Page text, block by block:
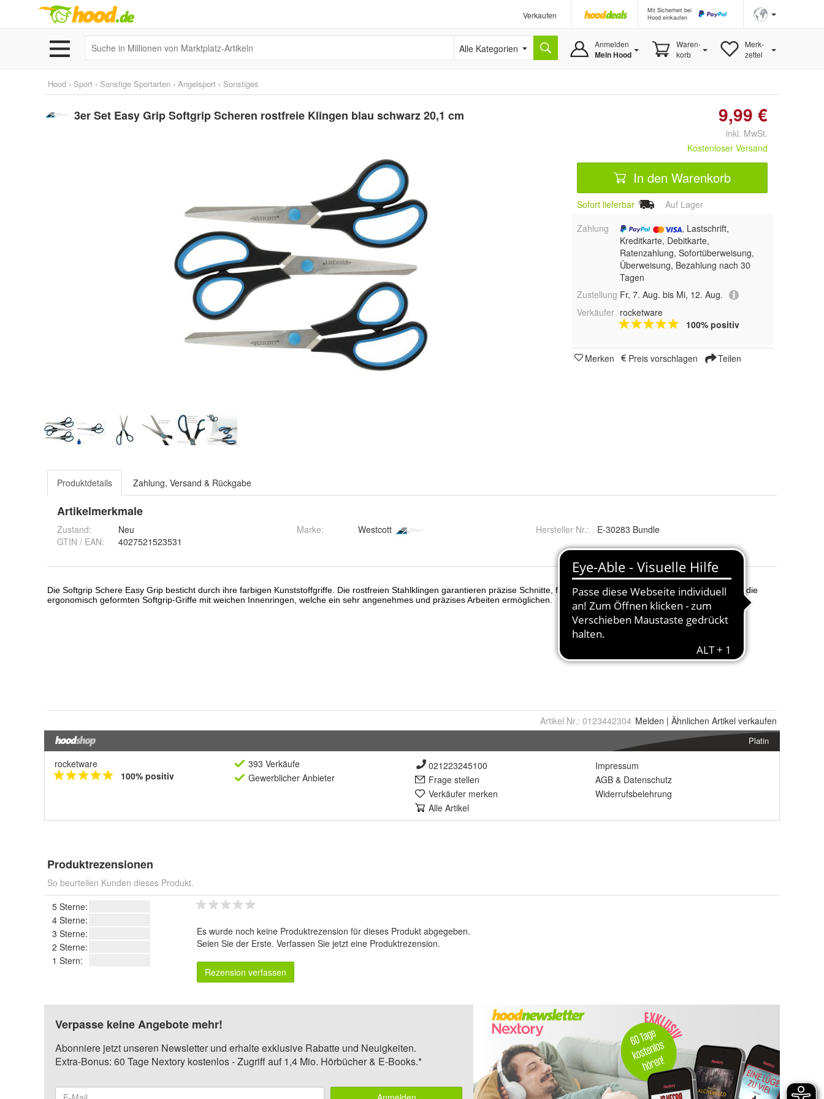
Verkaufen
Mit Sicherheit bei
Hood einkaufen
Alle Kategorien Anmelden
Mein Hood
Waren-
korb
Merk-
zettel
Hood › Sport › Sonstige Sportarten › Angelsport › Sonstiges
3er Set Easy Grip Softgrip Scheren rostfreie Klingen blau schwarz 20,1 cm 9,99 €
inkl. MwSt.
Kostenloser Versand
In den Warenkorb
Sofort lieferbar
Auf Lager
Zahlung
, Lastschrift,
Kreditkarte, Debitkarte,
Ratenzahlung, Sofortüberweisung,
Überweisung, Bezahlung nach 30
Tagen
Zustellung Fr, 7. Aug. bis Mi, 12. Aug.
Verkäufer rocketware
100% positiv
Merken Preis vorschlagen Teilen
Produktdetails Zahlung, Versand & Rückgabe
Artikelmerkmale
Zustand:
Neu
GTIN / EAN:
4027521523531
Marke: Westcott Hersteller Nr.: E-30283 Bundle
Artikel Nr.: 0123442304 Melden | Ähnlichen Artikel verkaufen
Platin
rocketware
100% positiv
393 Verkäufe
Gewerblicher Anbieter
021223245100
Frage stellen
Verkäufer merken
Alle Artikel
Impressum
AGB & Datenschutz
Widerrufsbelehrung
Produktrezensionen
So beurteilen Kunden dieses Produkt.
5 Sterne:
4 Sterne:
3 Sterne:
2 Sterne:
1 Stern:
Es wurde noch keine Produktrezension für dieses Produkt abgegeben.
Seien Sie der Erste. Verfassen Sie jetzt eine Produktrezension.
Rezension verfassen
Verpasse keine Angebote mehr!
Abonniere jetzt unseren Newsletter und erhalte exklusive Rabatte und Neuigkeiten.
Extra-Bonus: 60 Tage Nextory kostenlos - Zugriff auf 1,4 Mio. Hörbücher & E-Books.*